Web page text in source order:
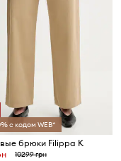
с кодом WEB*
брюки Filippa K
10299 грн